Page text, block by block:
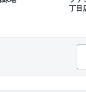
丁目